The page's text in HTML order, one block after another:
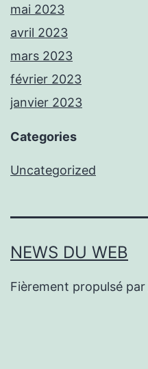
mai 2023
avril 2023
mars 2023
février 2023
janvier 2023
Categories
Uncategorized
NEWS DU WEB
Fièrement propulsé par